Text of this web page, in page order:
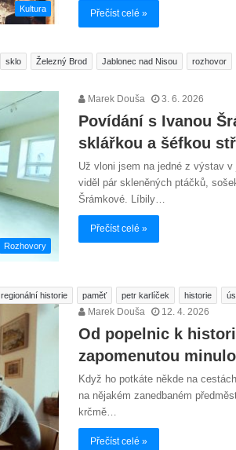
Kultura Přečíst celé »
sklo Železný Brod Jablonec nad Nisou rozhovor
Rozhovory
Marek Douša 3. 6. 2026
Povídání s Ivanou
sklářkou a šéfkou
Už vloni jsem na jedné z výstav
viděl pár skleněných ptáčků,
Šrámkové. Líbily…
Přečíst celé »
regionální historie paměť petr karlíček historie
Marek Douša 12. 4. 2026
Od popelnic k
zapomenutou
Když ho potkáte někde na
na nějakém zanedbaném
krčmě…
Přečíst celé »